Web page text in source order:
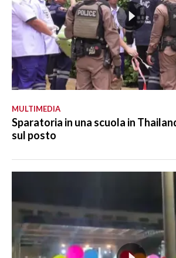
MULTIMEDIA
Sparatoria in una scuola in
sul posto